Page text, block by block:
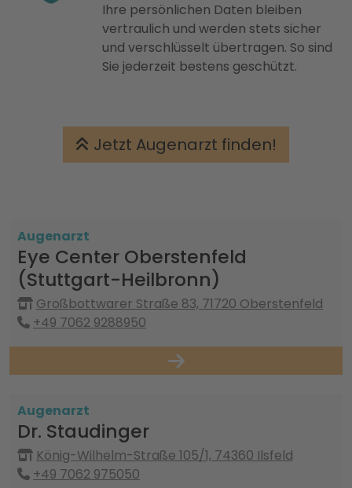
Ihre persönlichen Daten bleiben
vertraulich und werden stets sicher
und verschlüsselt übertragen. So sind
Sie jederzeit bestens geschützt.
Jetzt Augenarzt finden!
Augenarzt
Eye Center Oberstenfeld
(Stuttgart-Heilbronn)
Großbottwarer Straße 83, 71720 Oberstenfeld
+49 7062 9288950
Augenarzt
Dr. Staudinger
König-Wilhelm-Straße 105/1, 74360 Ilsfeld
+49 7062 975050